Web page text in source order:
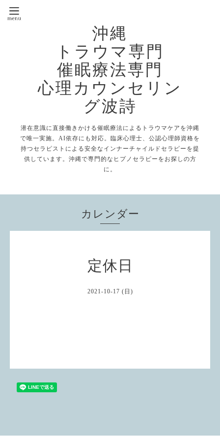
沖縄
トラウマ専門
催眠療法専門
心理カウンセリン
グ波詩
潜在意識に直接働きかける催眠療法によるトラウマケアを沖縄
で唯一実施。AI依存にも対応。臨床心理士、公認心理師資格を
持つセラピストによる安全なインナーチャイルドセラピーを提
供しています。沖縄で専門的なヒプノセラピーをお探しの方
に。
カレンダー
定休日
2021-10-17 (日)